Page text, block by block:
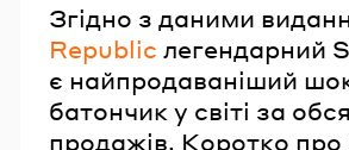
Згідно з даними
Republic легендарний
є найпродаваніший
батончик у світі за
продажів. Коротко про